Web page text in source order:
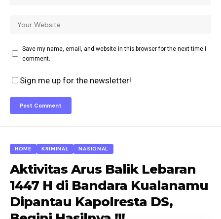
Save my name, email, and website in this browser for the next time I
comment.
Sign me up for the newsletter!
HOME KRIMINAL NASIONAL
Aktivitas Arus Balik Lebaran
1447 H di Bandara Kualanamu
Dipantau Kapolresta DS,